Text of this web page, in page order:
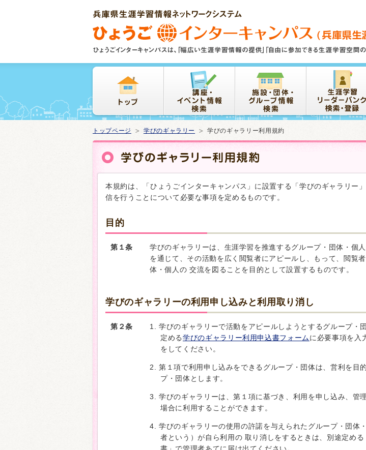
キ
トップページ 学びのギャラリー 学びのギャラリー利用規約
本規約は、「ひょうごインターキャンパス」に設置する「学びのギャラリー
信を行うことについて必要な事項を定めるものです。
目的
第１条
学びのギャラリーは、生涯学習を推進するグループ・団体・個
を通じて、その活動を広く閲覧者にアピールし、もって、閲覧
体・個人の 交流を図ることを目的として設置するものです。
学びのギャラリーの利用申し込みと利用取り消し
第２条
1. 学びのギャラリーで活動をアピールしようとするグループ・
定める学びのギャラリー利用申込書フォームに必要事項を入
をしてください。
2. 第１項で利用申し込みをできるグループ・団体は、営利を目
プ・団体とします。
3. 学びのギャラリーは、第１項に基づき、利用を申し込み、管
場合に利用することができます。
4. 学びのギャラリーの使用の許諾を与えられたグループ・団体
者という）が自ら利用の 取り消しをするときは、別途定める